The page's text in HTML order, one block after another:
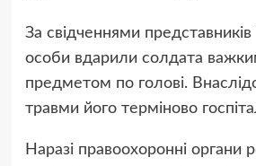
За свідченнями
особи вдарили солдата
предметом по голові.
травми його терміново
Наразі правоохоронні органи